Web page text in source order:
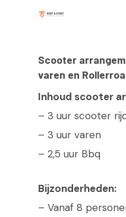
Scooter
varen en
Inhoud scooter
– 3 uur scooter
– 3 uur varen
– 2,5 uur Bbq
Bijzonderheden:
– Vanaf 8